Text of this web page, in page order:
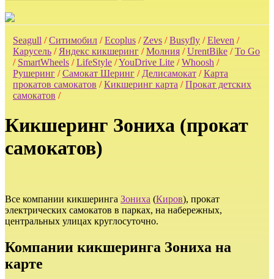
Seagull /Ситимобил/Ecoplus/ Zevs/Busyfly/Eleven /
Карусель/ Яндекс кикшеринг/Молния/UrentBike/To Go
/ SmartWheels/LifeStyle/YouDrive Lite/Whoosh /
Рушеринг/Самокат Шеринг/ Делисамокат/Карта
прокатов самокатов /Кикшеринг карта /Прокат детских
самокатов /
Кикшеринг Зониха (прокат
самокатов)
Все компании кикшеринга Зониха (Киров), прокат
электрических самокатов в парках, на набережных,
центральных улицах круглосуточно.
Компании кикшеринга Зониха на
карте